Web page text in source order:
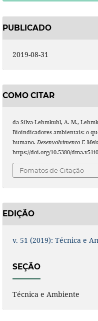
PUBLICADO
2019-08-31
COMO CITAR
da Silva-Lehmkuhl, A. M.,
Bioindicadores ambientais: o
humano. Desenvolvimento E
https://doi.org/10.5380/
Fomatos de Citação
EDIÇÃO
v. 51 (2019): Técnica e
SEÇÃO
Técnica e Ambiente